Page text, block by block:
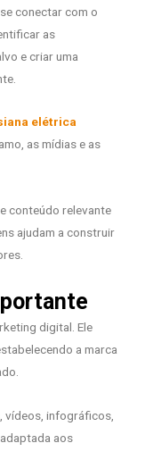
conectar com o
as
e criar uma
elétrica
as mídias e as
conteúdo relevante
ajudam a construir
digital. Ele
a marca
vídeos, infográficos,
aos